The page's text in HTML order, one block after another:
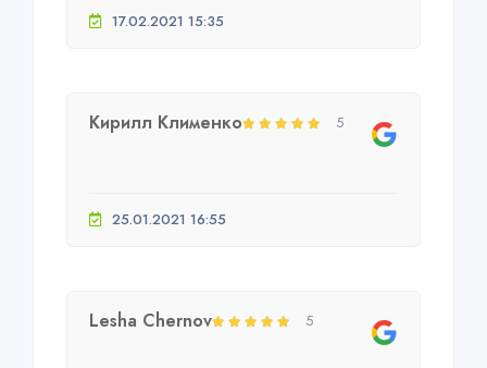
17.02.2021 15:35
Кирилл Клименко 5
25.01.2021 16:55
Lesha Chernov 5